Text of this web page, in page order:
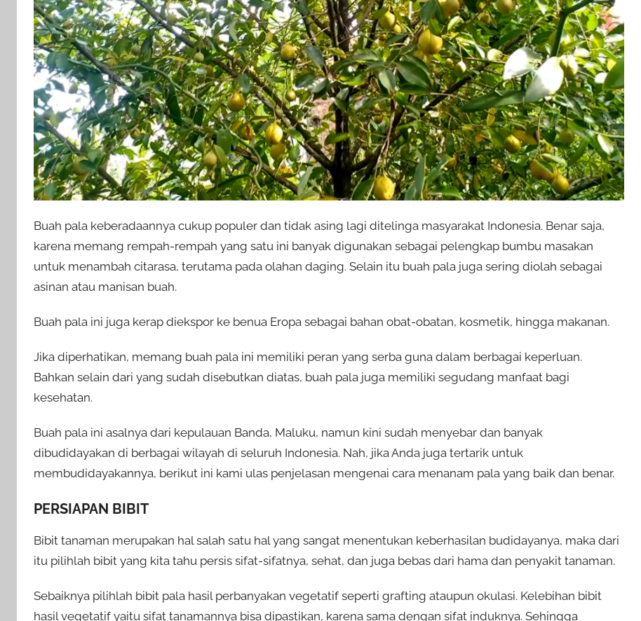
Buah pala keberadaannya cukup populer dan tidak asing lagi ditelinga masyarakat Indonesia. Benar saja,
karena memang rempah-rempah yang satu ini banyak digunakan sebagai pelengkap bumbu masakan
untuk menambah citarasa, terutama pada olahan daging. Selain itu buah pala juga sering diolah sebagai
asinan atau manisan buah.
Buah pala ini juga kerap diekspor ke benua Eropa sebagai bahan obat-obatan, kosmetik, hingga makanan.
Jika diperhatikan, memang buah pala ini memiliki peran yang serba guna dalam berbagai keperluan.
Bahkan selain dari yang sudah disebutkan diatas, buah pala juga memiliki segudang manfaat bagi
kesehatan.
Buah pala ini asalnya dari kepulauan Banda, Maluku, namun kini sudah menyebar dan banyak
dibudidayakan di berbagai wilayah di seluruh Indonesia. Nah, jika Anda juga tertarik untuk
membudidayakannya, berikut ini kami ulas penjelasan mengenai cara menanam pala yang baik dan benar.
PERSIAPAN BIBIT
Bibit tanaman merupakan hal salah satu hal yang sangat menentukan keberhasilan budidayanya, maka dari
itu pilihlah bibit yang kita tahu persis sifat-sifatnya, sehat, dan juga bebas dari hama dan penyakit tanaman.
Sebaiknya pilihlah bibit pala hasil perbanyakan vegetatif seperti grafting ataupun okulasi. Kelebihan bibit
hasil vegetatif yaitu sifat tanamannya bisa dipastikan, karena sama dengan sifat induknya. Sehingga